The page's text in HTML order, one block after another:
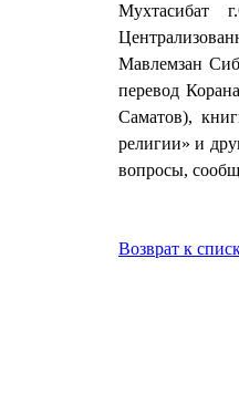
Мухтасибат
Мавлемзан
перевод
Саматов),
религии» и
вопросы,
Возврат к